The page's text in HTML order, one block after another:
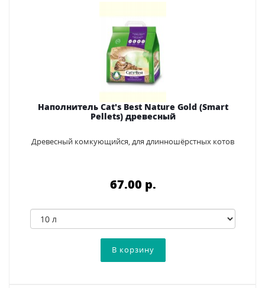
Наполнитель Cat's Best Nature Gold (Smart
Pellets) древесный
Древесный комкующийся, для длинношёрстных котов
67.00 p.